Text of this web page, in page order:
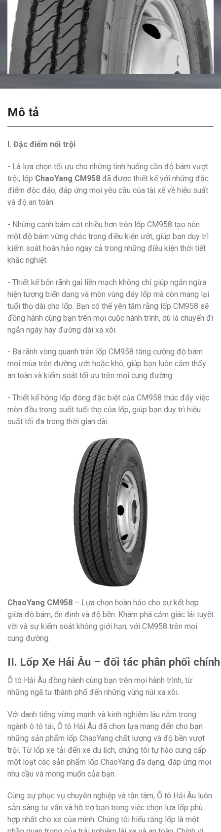
Mô tả
I. Đặc điểm nổi trội
- Là lựa chọn tối ưu cho những tình huống cần độ bám vượt
trội, lốp ChaoYang CM958 đã được thiết kế với những đặc
điểm độc đáo, đáp ứng mọi yêu cầu của tài xế về hiệu suất
và độ an toàn.
- Những cạnh bám cắt nhiều hơn trên lốp CM958 tạo nên
một độ bám vững chắc trong điều kiện ướt, giúp bạn duy trì
kiểm soát hoàn hảo ngay cả trong những điều kiện thời tiết
khắc nghiệt.
- Thiết kế bốn rãnh gai liền mạch không chỉ giúp ngăn ngừa
hiện tượng biến dạng và mòn vùng đáy lốp mà còn mang lại
tuổi thọ dài cho lốp. Bạn có thể yên tâm rằng lốp CM958 sẽ
đồng hành cùng bạn trên mọi cuộc hành trình, dù là chuyến đi
ngắn ngày hay đường dài xa xôi.
- Ba rãnh vòng quanh trên lốp CM958 tăng cường độ bám
mọi mùa trên đường ướt hoặc khô, giúp bạn luôn cảm thấy
an toàn và kiểm soát tối ưu trên mọi cung đường.
- Thiết kế hông lốp đóng đặc biệt của CM958 thúc đẩy việc
mòn đều trong suốt tuổi thọ của lốp, giúp bạn duy trì hiệu
suất tối đa trong thời gian dài.
ChaoYang CM958 – Lựa chọn hoàn hảo cho sự kết hợp
giữa độ bám, ổn định và độ bền. Khám phá cảm giác lái tuyệt
vời và sự kiểm soát không giới hạn, với CM958 trên mọi
cung đường.
II. Lốp Xe Hải Âu – đối tác phân phối
Ô tô Hải Âu đồng hành cùng bạn trên mọi hành trình, từ
những ngã tư thành phố đến những vùng núi xa xôi.
Với danh tiếng vững mạnh và kinh nghiệm lâu năm trong
ngành ô tô tải, Ô tô Hải Âu đã chọn lựa mang đến cho bạn
những sản phẩm lốp ChaoYang chất lượng và độ bền vượt
trội. Từ lốp xe tải đến xe du lịch, chúng tôi tự hào cung cấp
một loạt các sản phẩm lốp ChaoYang đa dạng, đáp ứng mọi
nhu cầu và mong muốn của bạn.
Cùng sự phục vụ chuyên nghiệp và tận tâm, Ô tô Hải Âu luôn
sẵn sàng tư vấn và hỗ trợ bạn trong việc chọn lựa lốp phù
hợp nhất cho xe của mình. Chúng tôi hiểu rằng lốp là một